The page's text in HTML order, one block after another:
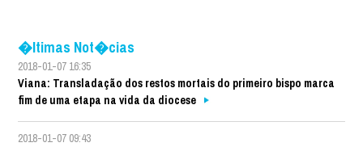
�ltimas Not�cias
2018-01-07 16:35
Viana: Transladação dos restos mortais do primeiro bispo marca
fim de uma etapa na vida da diocese
2018-01-07 09:43